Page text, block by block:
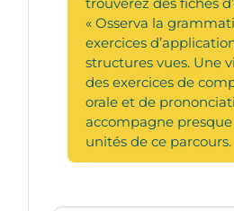
« Osserva la
exercices
structures vues. Une
des exercices de
orale et de
accompagne
unités de ce parcours.